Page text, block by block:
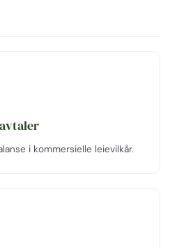
i kommersielle leievilkår.